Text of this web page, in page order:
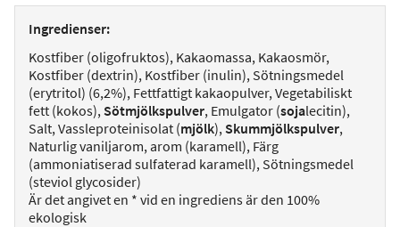
Ingredienser:
Kostfiber (oligofruktos), Kakaomassa, Kakaosmör,
Kostfiber (dextrin), Kostfiber (inulin), Sötningsmedel
(erytritol) (6,2%), Fettfattigt kakaopulver, Vegetabiliskt
fett (kokos),Sötmjölkspulver, Emulgator (sojalecitin),
Salt, Vassleproteinisolat (mjölk),Skummjölkspulver,
Naturlig vaniljarom, arom (karamell), Färg
(ammoniatiserad sulfaterad karamell), Sötningsmedel
(steviol glycosider)
Är det angivet en * vid en ingrediens är den 100%
ekologisk